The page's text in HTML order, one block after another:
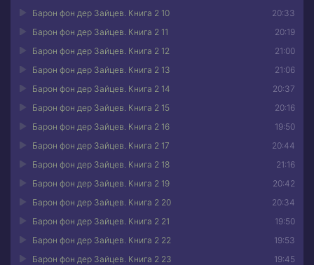
20:33
Барон фон дер Зайцев. Книга 2 10
20:19
Барон фон дер Зайцев. Книга 2 11
21:00
Барон фон дер Зайцев. Книга 2 12
21:06
Барон фон дер Зайцев. Книга 2 13
20:37
Барон фон дер Зайцев. Книга 2 14
20:16
Барон фон дер Зайцев. Книга 2 15
19:50
Барон фон дер Зайцев. Книга 2 16
20:44
Барон фон дер Зайцев. Книга 2 17
21:16
Барон фон дер Зайцев. Книга 2 18
20:42
Барон фон дер Зайцев. Книга 2 19
20:34
Барон фон дер Зайцев. Книга 2 20
19:50
Барон фон дер Зайцев. Книга 2 21
19:53
Барон фон дер Зайцев. Книга 2 22
19:45
Барон фон дер Зайцев. Книга 2 23